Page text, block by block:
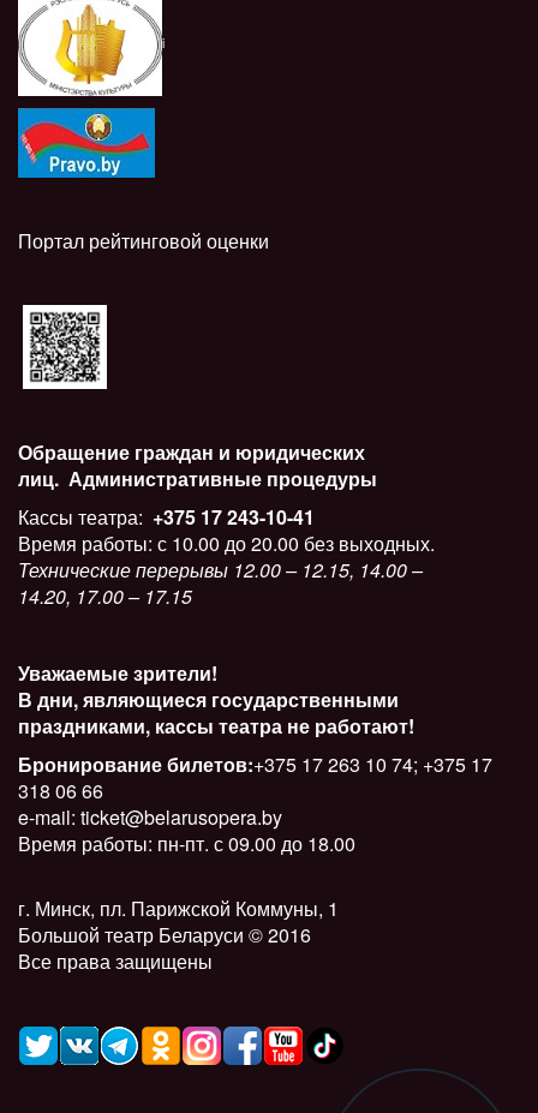
i
Портал рейтинговой оценки
Обращение граждан и юридических
лиц. Административные процедуры
Кассы театра: +375 17 243-10-41
Время работы: с 10.00 до 20.00 без выходных.
Технические перерывы 12.00 – 12.15, 14.00 –
14.20, 17.00 – 17.15
Уважаемые зрители!
В дни, являющиеся государственными
праздниками, кассы театра не работают!
Бронирование билетов:+375 17 263 10 74; +375 17
318 06 66
e-mail: ticket@belarusopera.by
Время работы: пн-пт. с 09.00 до 18.00
г. Минск, пл. Парижской Коммуны, 1
Большой театр Беларуси © 2016
Все права защищены